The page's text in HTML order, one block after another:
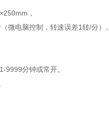
，
微电脑控制，转速误差1转/分）。
9999分钟或常开。